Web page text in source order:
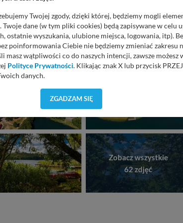
Zobacz wszystkie
62 zdjęć
Twojej zgody, dzięki której, będziemy mogli
dane (w tym pliki cookies) będą zapisywane w celu
ostatnie wyszukania, ulubione miejsca, logowania, itp).
poinformowania Ciebie nie będziemy zmieniać zakresu
masz wątpliwości co do naszych intencji, zawsze możesz
Polityce Prywatności. Klikając znak X lub przycisk
danych.
Twoich danych jest elementem usługi (przekazanie
wRegulaminie Serwisu.
Agencja Reklamowa Kreacja Monika Borkowska, z
się za pośrednictwem tej strony.
do swoich danych, zażądać ich poprawienia lub
zawsze jest możliwe techniczne zrealizowanie Twoich
Twoja przeglądarka umożliwia Ci skasowanie tych
ZGADZAM SIĘ